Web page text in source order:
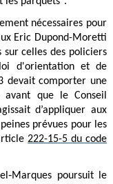
nécessaires pour
Eric Dupond-Moretti
celles des policiers
d'orientation et de
devait comporter une
que le Conseil
d’appliquer aux
prévues pour les
222-15-5 du code
poursuit le